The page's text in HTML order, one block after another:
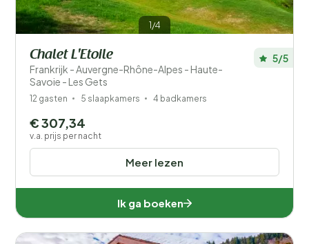
1/4
Chalet L'Etoile
Frankrijk - Auvergne-Rhône-Alpes - Haute-
Savoie - Les Gets
5/5
12 gasten 5 slaapkamers 4 badkamers
Meer lezen
€ 307,34
v.a. prijs per nacht
Ik ga boeken